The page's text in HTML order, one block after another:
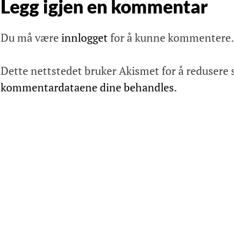
n
v
g
a
Legg igjen en kommentar
Du må væreinnlogget for å kunne kommentere.
Dette nettstedet bruker Akismet for å redusere
kommentardataene dine behandles.